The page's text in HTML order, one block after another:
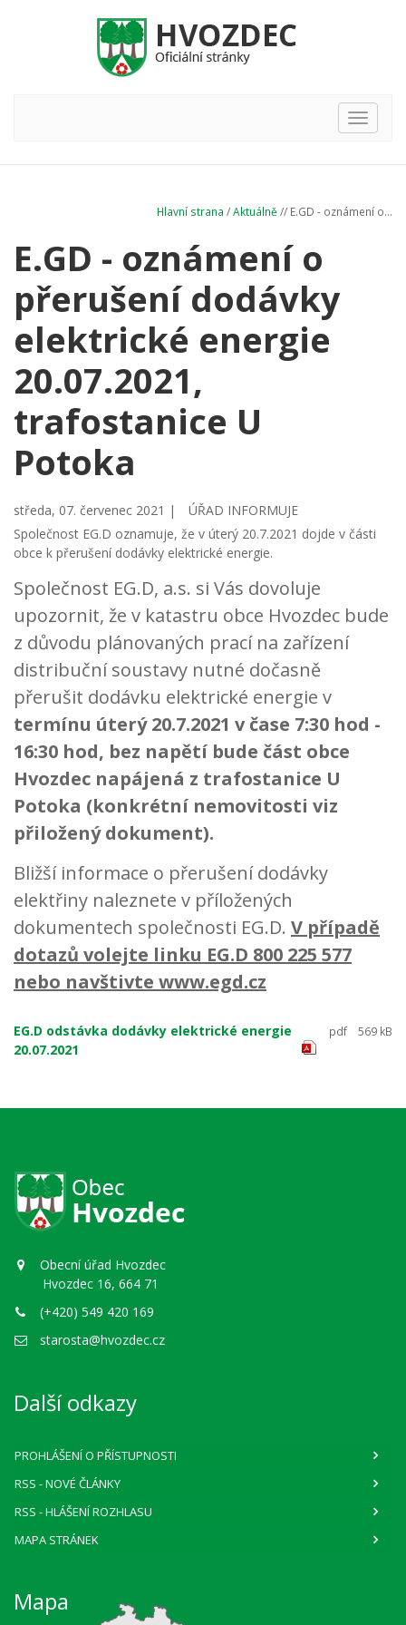
Hlavní
nabídka
Hlavní strana /Aktuálně // E.GD - oznámení o...
E.GD - oznámení o
přerušení dodávky
elektrické energie
20.07.2021,
trafostanice U
Potoka
středa, 07. červenec 2021 |
ÚŘAD INFORMUJE
Společnost EG.D oznamuje, že v úterý 20.7.2021 dojde v části
obce k přerušení dodávky elektrické energie.
Společnost EG.D, a.s. si Vás dovoluje
upozornit, že v katastru obce Hvozdec bude
z důvodu plánovaných prací na zařízení
distribuční soustavy nutné dočasně
přerušit dodávku elektrické energie v
termínu úterý 20.7.2021 v čase 7:30 hod -
16:30 hod, bez napětí bude část obce
Hvozdec napájená z trafostanice U
Potoka (konkrétní nemovitosti viz
přiložený dokument).
Bližší informace o přerušení dodávky
elektřiny naleznete v příložených
dokumentech společnosti EG.D. V případě
dotazů volejte linku EG.D 800 225 577
nebo navštivte www.egd.cz
EG.D odstávka dodávky elektrické energie
20.07.2021
pdf 569 kB
Obecní úřad Hvozdec
Hvozdec 16, 664 71
(+420) 549 420 169
starosta@hvozdec.cz
Další odkazy
PROHLÁŠENÍ O PŘÍSTUPNOSTI
RSS - NOVÉ ČLÁNKY
RSS - HLÁŠENÍ ROZHLASU
MAPA STRÁNEK
Mapa